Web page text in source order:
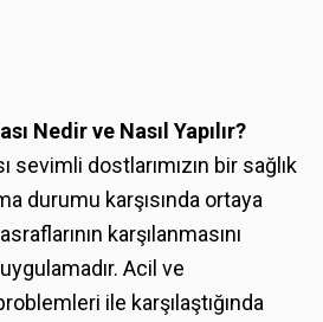
Nedir ve Nasıl Yapılır?
sevimli dostlarımızın bir sağlık
durumu karşısında ortaya
karşılanmasını
Acil ve
ile karşılaştığında